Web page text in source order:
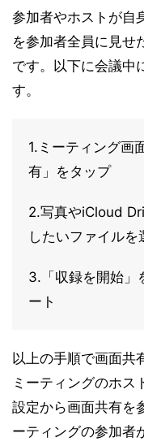
参加者やホストが自
を参加者全員に見せ
です。以下に会議中
す。
1.ミーティング画
有」をタップ
2.写真やiCloud
したいファイルを
3.「収録を開始」
ート
以上の手順で画面共
ミーティングのホス
設定から画面共有を
ーティングの参加者